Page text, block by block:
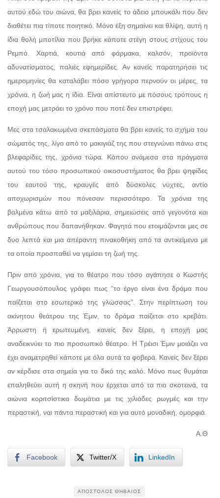
αυτού εδώ του αιώνα, θα βρει κανείς το άδειο μπουκάλι που δεν
διαθέτει πια τίποτε ποιητικό. Μόνο έξη σημαίνει και θλίψη, αυτή η
ίδια θολή μποτίλια που βρήκε κάποτε στέγη στους στίχους του
Ρεμπό. Χαρτιά, κουτιά από φάρμακα, καλσόν, προϊόντα
αδυνατίσματος, παλιές εφημερίδες. Αν κανείς παρατηρήσει τις
ημερομηνίες θα καταλάβει πόσο γρήγορα περνούν οι μέρες, τα
χρόνια, η ζωή μας η ίδια. Είναι απίστευτο με πόσους τρόπους η
εποχή μας μετράει το χρόνο που ποτέ δεν επιστρέφει.
Μες στα τσαλακωμένα σκεπάσματα θα βρει κανείς το σχήμα του
σώματός της, λίγο από το μακιγιάζ της που στεγνώνει πάνω στις
βλεφαρίδες της, χρόνια τώρα. Κάπου ανάμεσα στα πράγματα
αυτού του τόσο προσωπικού οικοσυστήματος θα βρει ψηφίδες
του εαυτού της, κραυγές από δύσκολες νύχτες, αντίο
αποχωρισμών που πόνεσαν περισσότερο. Τα χρόνια της
βαλμένα κάτω από τα μαξιλάρια, σημειώσεις από γεγονότα και
ανθρώπους που δαπανήθηκαν. Φαγητά που ετοιμάζονται μες σε
δυο λεπτά και μια απέραντη πινακοθήκη από τα αντικείμενα με
τα οποία προσπαθεί να γεμίσει τη ζωή της.
Πριν από χρόνια, για το θέατρο που τόσο αγάπησε ο Κωστής
Γεωργουσόπουλος γράφει πως “το έργο είναι ένα δράμα που
παίζεται στο εσωτερικό της γλώσσας”. Στην περίπτωση του
ακίνητου θεάτρου της Έμιν, το δράμα παίζεται στο κρεβάτι.
Άρρωστη ή ερωτευμένη, κανείς δεν ξέρει, η εποχή μας
αναδεικνύει το πιο προσωπικό θέατρο. Η Τρέισι Έμιν μοιάζει να
έχει αναμετρηθεί κάποτε με όλα αυτά τα φοβερά. Κανείς δεν ξέρει
αν κέρδισε στα σημεία για το δικό της καλό. Μόνο πως θυμάται
επαληθεύει αυτή η σκηνή που έρχεται από τα πιο σκοτεινά, τα
αιώνια κοριτσίστικα δωμάτια με τις χιλιάδες ρωγμές και την
περαστική, ναι πάντα περαστική και για αυτό μοναδική, ομορφιά.
Α.Θ
Facebook Twitter/X LinkedIn
ΑΠΌΣΤΟΛΟΣ ΘΗΒΑΊΟΣ